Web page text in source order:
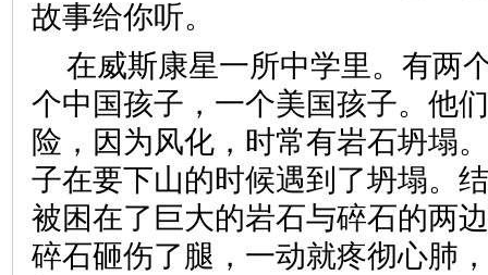
故事给你听。
在威斯康星一所中学里。有两
个中国孩子，一个美国孩子。他
险，因为风化，时常有岩石坍塌
子在要下山的时候遇到了坍塌。
被困在了巨大的岩石与碎石的两
碎石砸伤了腿，一动就疼彻心肺